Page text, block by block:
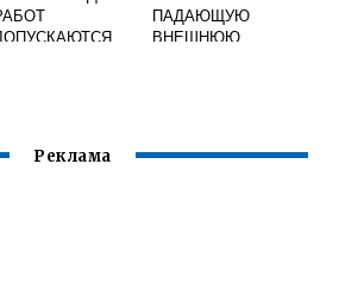
ПАДАЮЩУЮ
ВНЕШНЮЮ
О ВЫПРЯМИТЕЛЯ
Реклама